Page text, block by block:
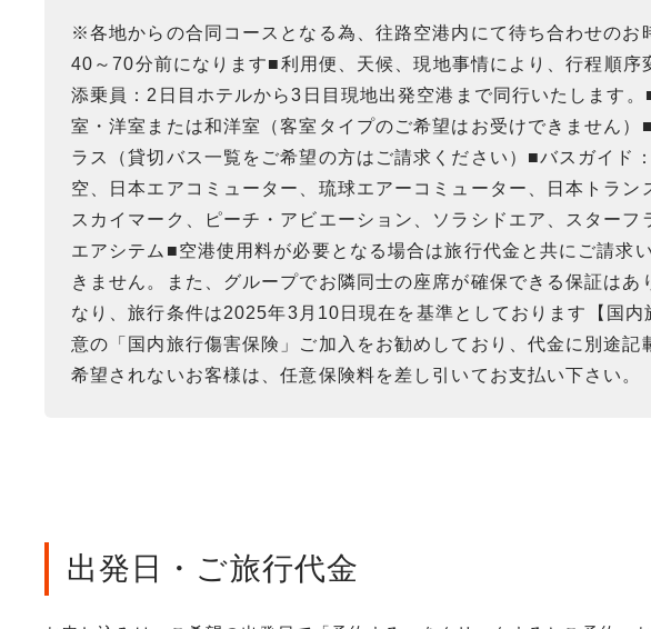
※各地からの合同コースとなる為、往路空港内にて待ち合わせのお
40～70分前になります■利用便、天候、現地事情により、行程順
添乗員：2日目ホテルから3日目現地出発空港まで同行いたします
室・洋室または和洋室（客室タイプのご希望はお受けできません
ラス（貸切バス一覧をご希望の方はご請求ください）■バスガイド
空、日本エアコミューター、琉球エアーコミューター、日本トラン
スカイマーク、ピーチ・アビエーション、ソラシドエア、スター
エアシテム■空港使用料が必要となる場合は旅行代金と共にご請求
きません。また、グループでお隣同士の座席が確保できる保証は
なり、旅行条件は2025年3月10日現在を基準としております【国
意の「国内旅行傷害保険」ご加入をお勧めしており、代金に別途
希望されないお客様は、任意保険料を差し引いてお支払い下さい。
出発日・ご旅行代金